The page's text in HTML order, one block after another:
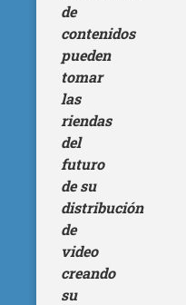
de
contenidos
pueden
tomar
las
riendas
del
futuro
de su
distribución
de
video
creando
su